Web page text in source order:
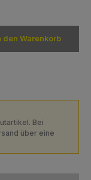
den Warenkorb
Bei
über eine